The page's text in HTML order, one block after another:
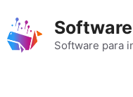
contenidoSoftware para